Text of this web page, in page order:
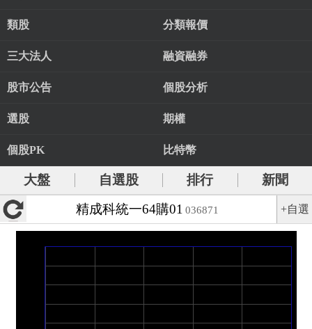
類股 分類報價
三大法人 融資融券
股市公告 個股分析
選股 期權
個股PK 比特幣
大盤 自選股 排行
新聞
精成科統一64購01 036871 +自選